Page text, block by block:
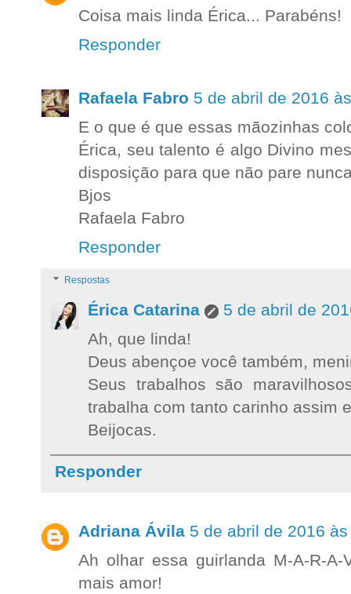
Coisa mais linda Érica... Parabéns!
Responder
Rafaela Fabro 5 de abril de 2016
E o que é que essas mãozinhas
Érica, seu talento é algo Divino
disposição para que não pare
Bjos
Rafaela Fabro
Responder
Respostas
Érica Catarina
5 de abril de
Ah, que linda!
Deus abençoe você também,
Seus trabalhos são
trabalha com tanto carinho assim
Beijocas.
Responder
Adriana Ávila 5 de abril de 2016
Ah olhar essa guirlanda M-A-R-A-
mais amor!